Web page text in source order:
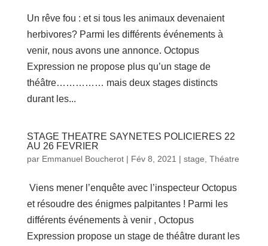
Un rêve fou : et si tous les animaux devenaient
herbivores? Parmi les différents événements à
venir, nous avons une annonce. Octopus
Expression ne propose plus qu’un stage de
théâtre…………… mais deux stages distincts
durant les...
STAGE THEATRE SAYNETES POLICIERES 22
AU 26 FEVRIER
par Emmanuel Boucherot| Fév 8, 2021 | stage Théatre
Viens mener l’enquête avec l’inspecteur Octopus
et résoudre des énigmes palpitantes ! Parmi les
différents événements à venir , Octopus
Expression propose un stage de théâtre durant les